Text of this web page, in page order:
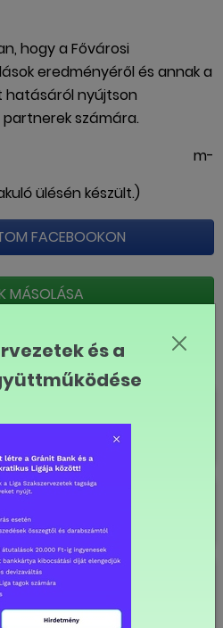
hogy a Fővárosi
eredményéről és annak a
hatásáról nyújtson
számára.
m-
ülésén készült.)
FACEBOOKON
MÁSOLÁSA
és a